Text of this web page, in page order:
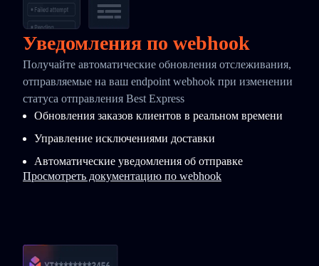
Уведомления по webhook
Получайте автоматические обновления отслеживания,
отправляемые на ваш endpoint webhook при изменении
статуса отправления Best Express
Обновления заказов клиентов в реальном времени
Управление исключениями доставки
Автоматические уведомления об отправке
Просмотреть документацию по webhook